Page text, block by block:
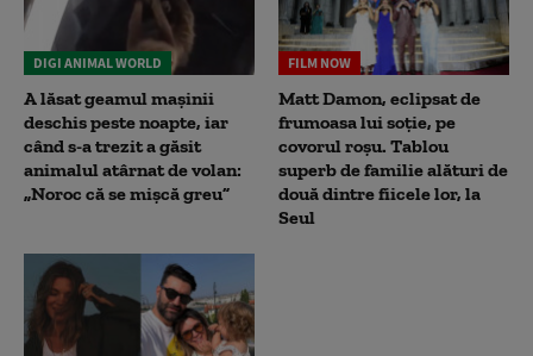
DIGI ANIMAL WORLD
A lăsat geamul mașinii
deschis peste noapte, iar
când s-a trezit a găsit
animalul atârnat de volan:
„Noroc că se mișcă greu”
FILM NOW
Matt Damon, eclipsat de
frumoasa lui soție, pe
covorul roșu. Tablou
superb de familie alături de
două dintre fiicele lor, la
Seul